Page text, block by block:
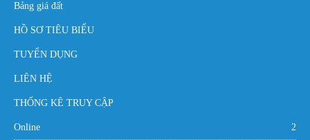
Bảng giá đất
HỒ SƠ TIÊU BIỂU
TUYỂN DỤNG
LIÊN HỆ
THỐNG KÊ TRUY CẬP
Online 2